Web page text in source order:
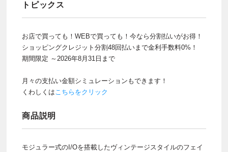
トピックス
お店で買っても！WEBで買っても！今なら分割払いがお得！
ショッピングクレジット分割48回払いまで金利手数料0%！
期間限定 ～2026年8月31日まで
月々の支払い金額シミュレーションもできます！
くわしくはこちらをクリック
商品説明
モジュラー式のI/Oを搭載したヴィンテージスタイルのフェイ